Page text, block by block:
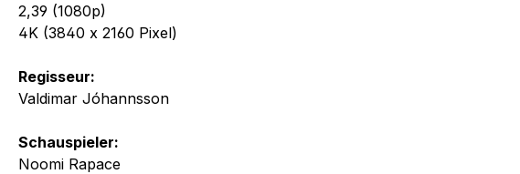
2,39 (1080p)
4K (3840 x 2160 Pixel)
Regisseur:
Valdimar Jóhannsson
Schauspieler:
Noomi Rapace